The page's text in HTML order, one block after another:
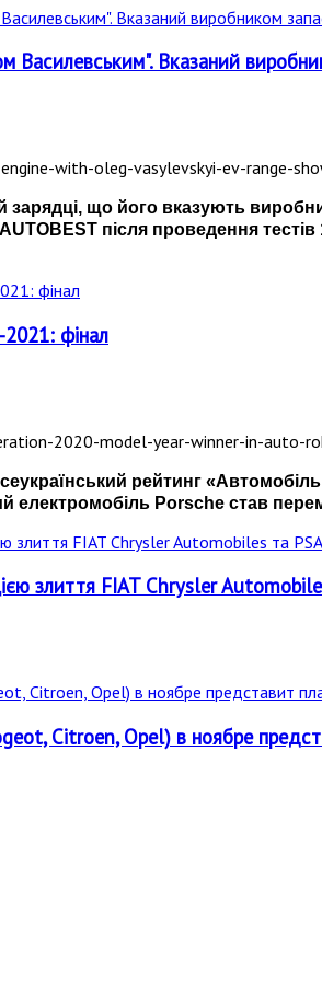
Василевським". Вказаний
зарядці, що його вказують
після проведення
2021: фінал
рейтинг «Автомобіль
електромобіль Porsche став
злиття FIAT Chrysler
Citroen, Opel) в ноябре